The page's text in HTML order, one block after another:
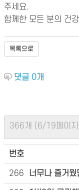
주세요.
함께한 모든 분의 건
목록으로
댓글 0개
366개 (6/19페이
번호
266 너무나 즐거